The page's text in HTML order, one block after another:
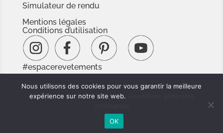
Simulateur de rendu
Mentions légales
Conditions d’utilisation
#espacerevetements
www.espacedoc.fr
www.signnaturedexception.com
Nous utilisons des cookies pour vous garantir la meilleure
expérience sur notre site web.
OK